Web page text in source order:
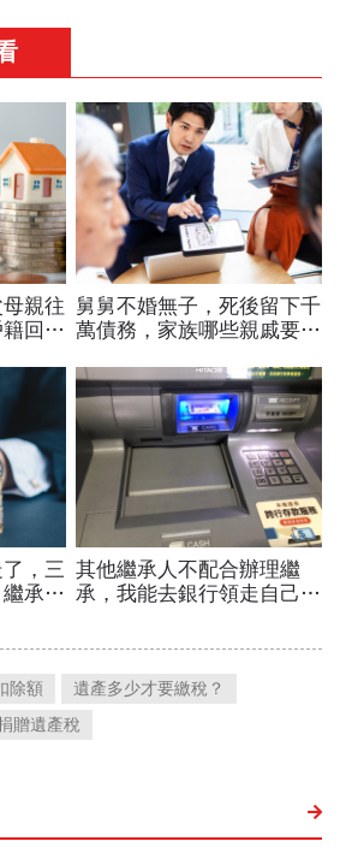
除額
遺產多少才要繳稅？
贈遺產稅